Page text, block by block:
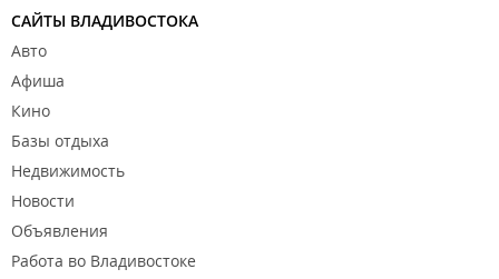
САЙТЫ ВЛАДИВОСТОКА
Авто
Афиша
Кино
Базы отдыха
Недвижимость
Новости
Объявления
Работа во Владивостоке